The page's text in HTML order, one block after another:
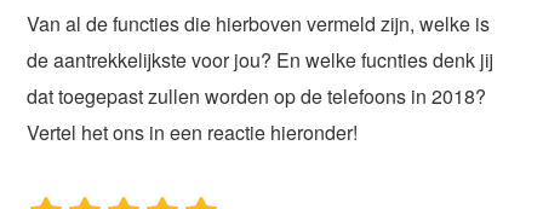
Van al de functies die hierboven vermeld zijn, welke is
de aantrekkelijkste voor jou? En welke fucnties denk jij
dat toegepast zullen worden op de telefoons in 2018?
Vertel het ons in een reactie hieronder!